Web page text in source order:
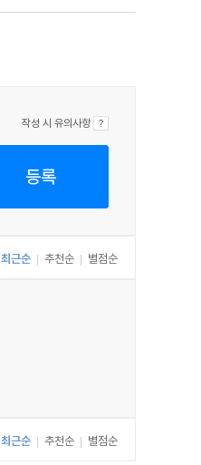
작성 시 유의사항
등록
최근순 추천순 별점순
최근순 추천순 별점순